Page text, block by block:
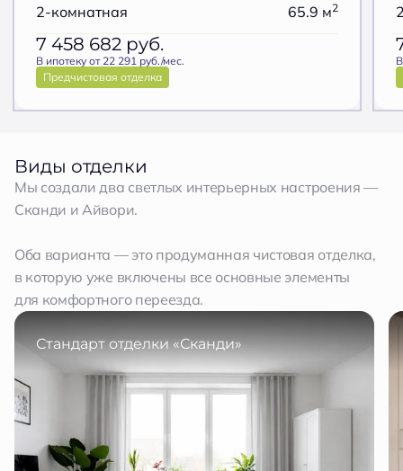
2-комнатная 65.9 м2
7 458 682 руб.
В ипотеку от 22 291 руб./мес.
Предчистовая отделка
Виды отделки
Мы создали два светлых интерьерных настроения —
Сканди и Айвори.
Оба варианта — это продуманная чистовая отделка,
в которую уже включены все основные элементы
для комфортного переезда.
Стандарт отделки «Сканди»